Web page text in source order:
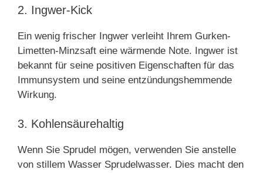
2. Ingwer-Kick
Ein wenig frischer Ingwer verleiht Ihrem Gurken-
Limetten-Minzsaft eine wärmende Note. Ingwer ist
bekannt für seine positiven Eigenschaften für das
Immunsystem und seine entzündungshemmende
Wirkung.
3. Kohlensäurehaltig
Wenn Sie Sprudel mögen, verwenden Sie anstelle
von stillem Wasser Sprudelwasser. Dies macht den